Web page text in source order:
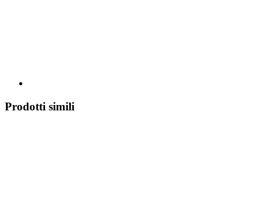
Prodotti simili